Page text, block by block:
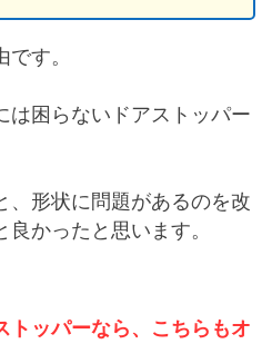
す。
は困らないドアストッパー
、形状に問題があるのを改
かったと思います。
トッパーなら、こちらもオ